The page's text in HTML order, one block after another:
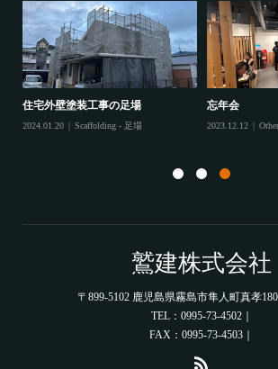
住宅外壁塗装工事の足場
2024.01.20 Scaffolding - 足場
忘年会
2023.12.12
鷲建株式会社
〒899-5102 鹿児島県霧島市隼人町真孝
TEL：0995-73-4502｜
FAX：0995-73-4503｜